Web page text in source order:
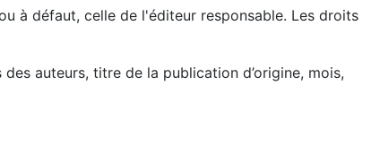
à défaut, celle de l'éditeur responsable. Les droits
auteurs, titre de la publication d’origine, mois,